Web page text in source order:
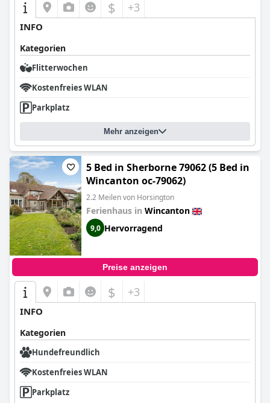
$ +3
INFO
Kategorien
Flitterwochen
Kostenfreies WLAN
Parkplatz
Mehr anzeigen
5 Bed in Sherborne 79062 (5 Bed in
Wincanton oc-79062)
2.2 Meilen von Horsington
Ferienhaus in Wincanton
9,0 Hervorragend
Preise anzeigen
$ +3
INFO
Kategorien
Hundefreundlich
Kostenfreies WLAN
Parkplatz